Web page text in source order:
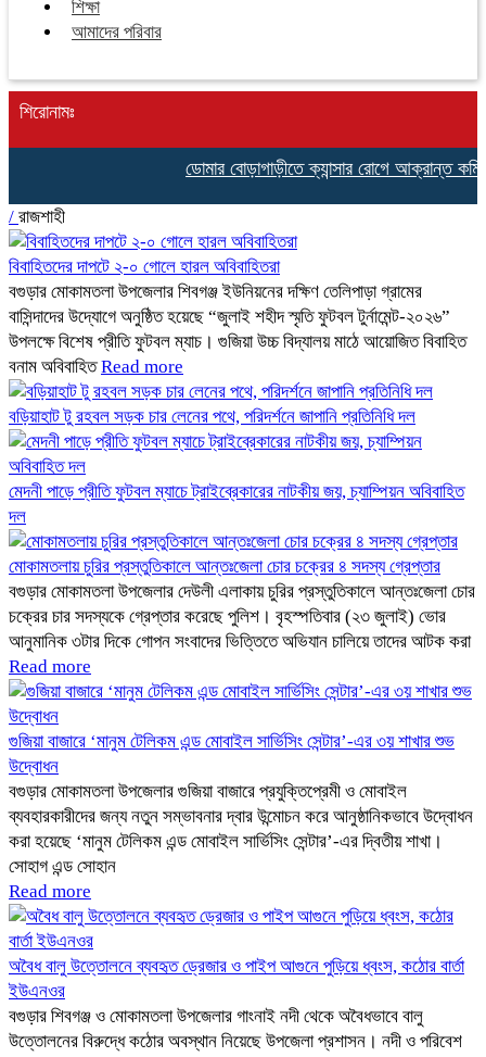
শিক্ষা
আমাদের পরিবার
শিরোনামঃ
ডোমার বোড়াগাড়ীতে ক্যান্সার রোগে আক্রান্ত
/ রাজশাহী
বিবাহিতদের দাপটে ২-০ গোলে হারল অবিবাহিতরা
বগুড়ার মোকামতলা উপজেলার শিবগঞ্জ ইউনিয়নের দক্ষিণ তেলিপাড়া গ্রামের
বাসিন্দাদের উদ্যোগে অনুষ্ঠিত হয়েছে “জুলাই শহীদ স্মৃতি ফুটবল টুর্নামেন্ট-২০২৬”
উপলক্ষে বিশেষ প্রীতি ফুটবল ম্যাচ। গুজিয়া উচ্চ বিদ্যালয় মাঠে আয়োজিত বিবাহিত
বনাম অবিবাহিতRead more
বড়িয়াহাট টু রহবল সড়ক চার লেনের পথে, পরিদর্শনে জাপানি প্রতিনিধি দল
মেদনী পাড়ে প্রীতি ফুটবল ম্যাচে ট্রাইব্রেকারের নাটকীয় জয়, চ্যাম্পিয়ন অবিবাহিত
দল
মোকামতলায় চুরির প্রস্তুতিকালে আন্তঃজেলা চোর চক্রের ৪ সদস্য গ্রেপ্তার
বগুড়ার মোকামতলা উপজেলার দেউলী এলাকায় চুরির প্রস্তুতিকালে আন্তঃজেলা চোর
চক্রের চার সদস্যকে গ্রেপ্তার করেছে পুলিশ। বৃহস্পতিবার (২৩ জুলাই) ভোর
আনুমানিক ৩টার দিকে গোপন সংবাদের ভিত্তিতে অভিযান চালিয়ে তাদের আটক করা
Read more
গুজিয়া বাজারে ‘মানুম টেলিকম এন্ড মোবাইল সার্ভিসিং সেন্টার’-এর ৩য় শাখার শুভ
উদ্বোধন
বগুড়ার মোকামতলা উপজেলার গুজিয়া বাজারে প্রযুক্তিপ্রেমী ও মোবাইল
ব্যবহারকারীদের জন্য নতুন সম্ভাবনার দ্বার উন্মোচন করে আনুষ্ঠানিকভাবে উদ্বোধন
করা হয়েছে ‘মানুম টেলিকম এন্ড মোবাইল সার্ভিসিং সেন্টার’-এর দ্বিতীয় শাখা।
সোহাগ এন্ড সোহান
Read more
অবৈধ বালু উত্তোলনে ব্যবহৃত ড্রেজার ও পাইপ আগুনে পুড়িয়ে ধ্বংস, কঠোর বার্তা
ইউএনওর
বগুড়ার শিবগঞ্জ ও মোকামতলা উপজেলার গাংনাই নদী থেকে অবৈধভাবে বালু
উত্তোলনের বিরুদ্ধে কঠোর অবস্থান নিয়েছে উপজেলা প্রশাসন। নদী ও পরিবেশ